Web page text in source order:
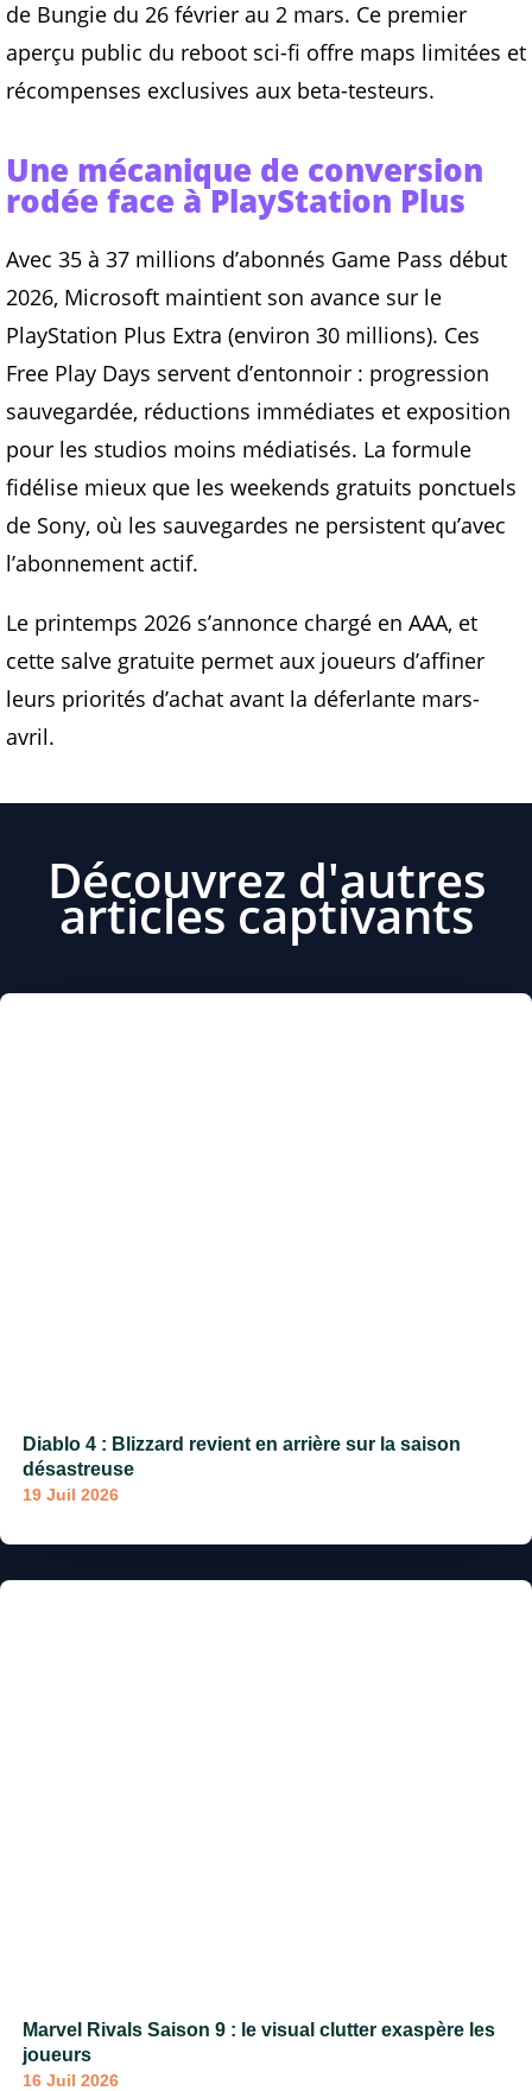
de Bungie du 26 février au 2 mars. Ce premier
aperçu public du reboot sci-fi offre maps limitées et
récompenses exclusives aux beta-testeurs.
Une mécanique de conversion
rodée face à PlayStation Plus
Avec 35 à 37 millions d’abonnés Game Pass début
2026, Microsoft maintient son avance sur le
PlayStation Plus Extra (environ 30 millions). Ces
Free Play Days servent d’entonnoir : progression
sauvegardée, réductions immédiates et exposition
pour les studios moins médiatisés. La formule
fidélise mieux que les weekends gratuits ponctuels
de Sony, où les sauvegardes ne persistent qu’avec
l’abonnement actif.
Le printemps 2026 s’annonce chargé en AAA, et
cette salve gratuite permet aux joueurs d’affiner
leurs priorités d’achat avant la déferlante mars-
avril.
Découvrez d'autres
articles captivants
Diablo 4 : Blizzard revient en arrière sur la saison
désastreuse
19 Juil 2026
Marvel Rivals Saison 9 : le visual clutter exaspère les
joueurs
16 Juil 2026